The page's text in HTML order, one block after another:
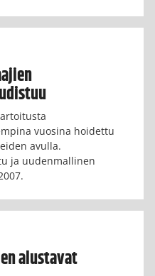
vuosina hoidettu
avulla.
ja uudenmallinen
alustavat